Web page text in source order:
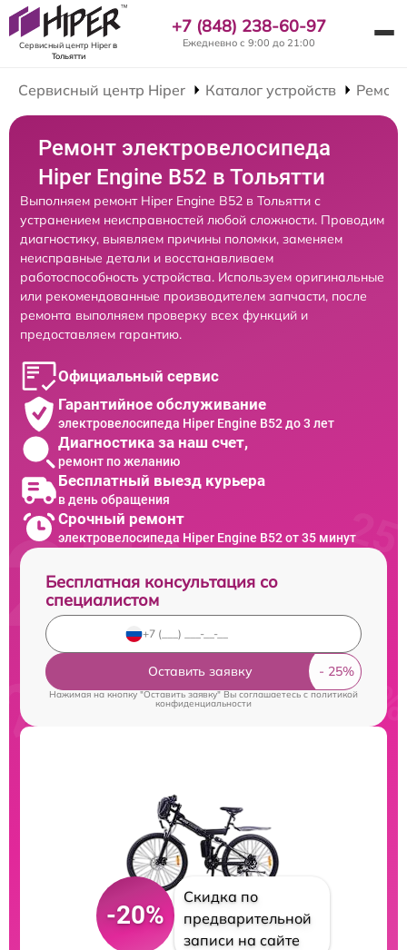
Сервисный центр Hiperв
Тольятти
+7 (848) 238-60-97
Ежедневно с 9:00 до 21:00
Сервисный центр Hiper Каталог устройств
Ремонт электровелосипеда
Hiper Engine B52 в Тольятти
Выполняем ремонт Hiper Engine B52 в Тольятти с
устранением неисправностей любой сложности. Проводим
диагностику, выявляем причины поломки, заменяем
неисправные детали и восстанавливаем
работоспособность устройства. Используем оригинальные
или рекомендованные производителем запчасти, после
ремонта выполняем проверку всех функций и
предоставляем гарантию.
Официальный сервис
Гарантийное обслуживание
электровелосипеда Hiper Engine B52 до 3 лет
Диагностика за наш счет,
ремонт по желанию
Бесплатный выезд курьера
в день обращения
Срочный ремонт
электровелосипеда Hiper Engine B52 от 35 минут
Бесплатная консультация со
специалистом
Оставить заявку
Нажимая на кнопку "Оставить заявку" Вы соглашаетесь cполитикой
конфиденциальности
-20%
Скидка по
предварительной
записи на сайте